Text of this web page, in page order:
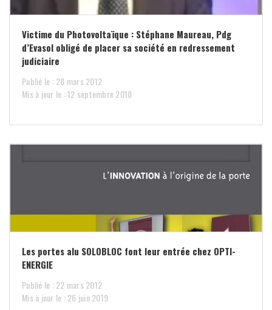
Victime du Photovoltaïque : Stéphane Maureau, Pdg
d’Evasol obligé de placer sa société en redressement
judiciaire
Publié le : 28 mars 2012
Mis à jour le : 12 septembre 2018
Les portes alu SOLOBLOC font leur entrée chez OPTI-
ENERGIE
Publié le : 22 mars 2012
Mis à jour le : 26 juin 2019